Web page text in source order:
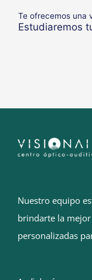
Te ofrecemos una
Estudiaremos
Nuestro equipo
brindarte la
personalizadas